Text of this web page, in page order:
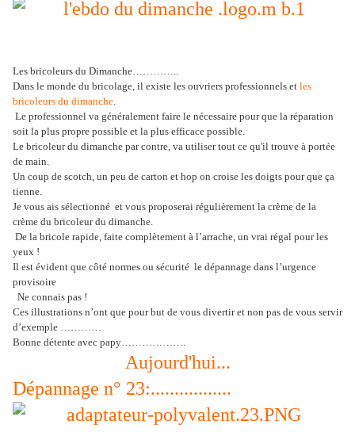
Les bricoleurs du Dimanche…………..
Dans le monde du bricolage, il existe les ouvriers professionnels et les
bricoleurs du dimanche.
Le professionnel va généralement faire le nécessaire pour que la réparation
soit la plus propre possible et la plus efficace possible.
Le bricoleur du dimanche par contre, va utiliser tout ce qu'il trouve à portée
de main.
Un coup de scotch, un peu de carton et hop on croise les doigts pour que ça
tienne.
Je vous ais sélectionné et vous proposerai régulièrement la crème de la
crème du bricoleur du dimanche.
De la bricole rapide, faite complètement à l’arrache, un vrai régal pour les
yeux !
Il est évident que côté normes ou sécurité le dépannage dans l’urgence
provisoire
Ne connais pas !
Ces illustrations n’ont que pour but de vous divertir et non pas de vous servir
d’exemple …………
Bonne détente avec papy……………….
Aujourd'hui...
Dépannage n° 23:.................